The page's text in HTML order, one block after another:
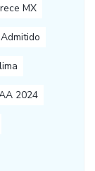
MX
Admitido
2024